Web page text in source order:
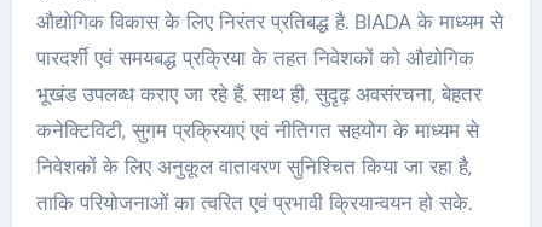
औद्योगिक विकास के लिए निरंतर प्रतिबद्ध है. BIADA के माध्यम से
पारदर्शी एवं समयबद्ध प्रक्रिया के तहत निवेशकों को औद्योगिक
भूखंड उपलब्ध कराए जा रहे हैं. साथ ही, सुदृढ़ अवसंरचना, बेहतर
कनेक्टिविटी, सुगम प्रक्रियाएं एवं नीतिगत सहयोग के माध्यम से
निवेशकों के लिए अनुकूल वातावरण सुनिश्चित किया जा रहा है,
ताकि परियोजनाओं का त्वरित एवं प्रभावी क्रियान्वयन हो सके.